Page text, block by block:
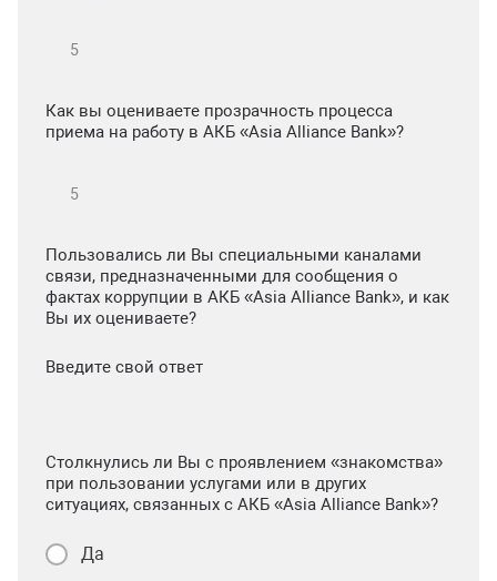
Как вы оцениваете прозрачность процесса
приема на работу в АКБ «Asia Alliance Bank»?
Пользовались ли Вы специальными каналами
связи, предназначенными для сообщения о
фактах коррупции в АКБ «Asia Alliance Bank», и как
Вы их оцениваете?
Введите свой ответ
Столкнулись ли Вы с проявлением «знакомства»
при пользовании услугами или в других
ситуациях, связанных с АКБ «Asia Alliance Bank»?
Да